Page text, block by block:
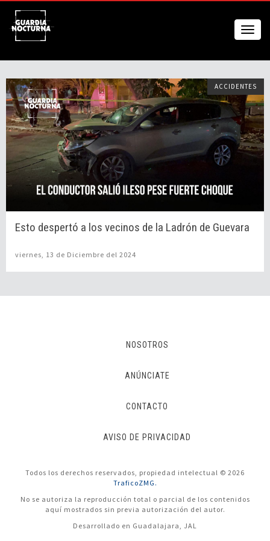
ACCIDENTES
Esto despertó a los vecinos de la Ladrón de Guevara
viernes, 13 de Diciembre del 2024
NOSOTROS
ANÚNCIATE
CONTACTO
AVISO DE PRIVACIDAD
Todos los derechos reservados, propiedad intelectual © 2026
TraficoZMG.
No se autoriza la reproducción total o parcial de los contenidos
aquí mostrados sin previa autorización del autor.
Desarrollado en Guadalajara, JAL